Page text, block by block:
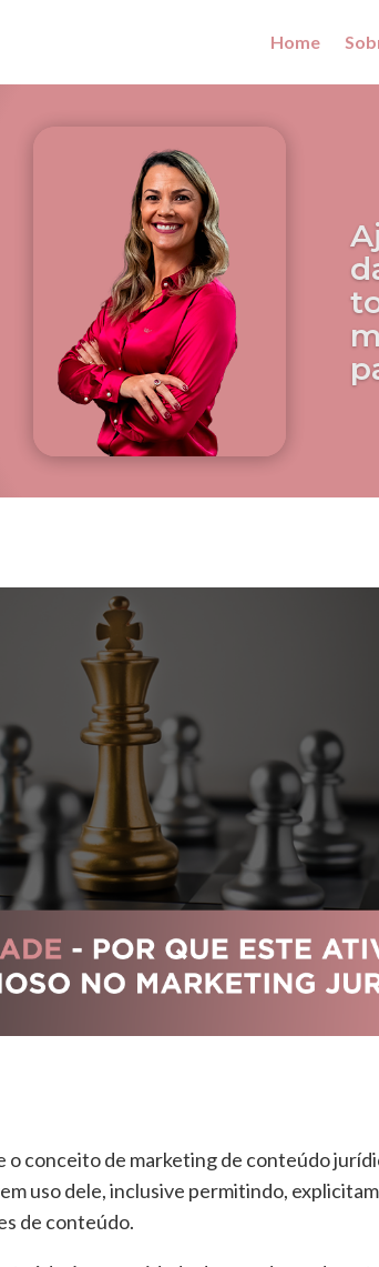
Home
conceito de marketing de conteúdo
uso dele, inclusive permitindo,
de conteúdo.